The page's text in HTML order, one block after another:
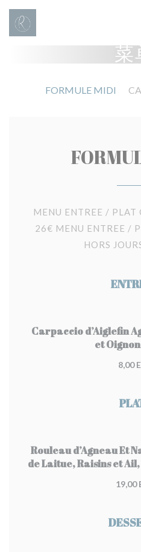
Cookie管理面板
菜
FORMULE MIDI
MENU ENTREE / PLAT
26€ MENU ENTREE /
HORS
Carpaccio d’Aiglefin
et
8,00
Rouleau d’Agneau Et
de Laitue, Raisins et
19,00